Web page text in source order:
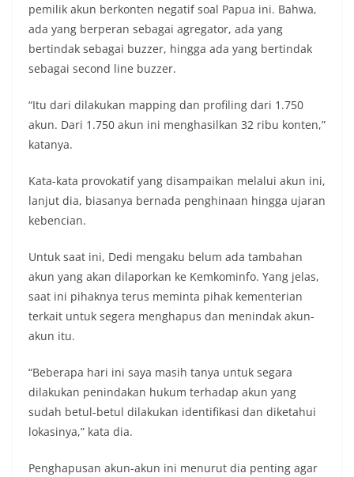
pemilik akun berkonten negatif soal Papua ini. Bahwa,
ada yang berperan sebagai agregator, ada yang
bertindak sebagai buzzer, hingga ada yang bertindak
sebagai second line buzzer.
“Itu dari dilakukan mapping dan profiling dari 1.750
akun. Dari 1.750 akun ini menghasilkan 32 ribu konten,”
katanya.
Kata-kata provokatif yang disampaikan melalui akun ini,
lanjut dia, biasanya bernada penghinaan hingga ujaran
kebencian.
Untuk saat ini, Dedi mengaku belum ada tambahan
akun yang akan dilaporkan ke Kemkominfo. Yang jelas,
saat ini pihaknya terus meminta pihak kementerian
terkait untuk segera menghapus dan menindak akun-
akun itu.
“Beberapa hari ini saya masih tanya untuk segara
dilakukan penindakan hukum terhadap akun yang
sudah betul-betul dilakukan identifikasi dan diketahui
lokasinya,” kata dia.
Penghapusan akun-akun ini menurut dia penting agar